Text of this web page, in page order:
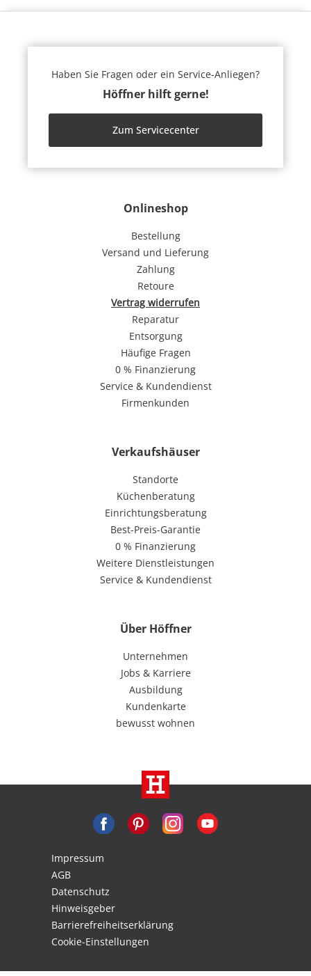
Onlineshop
Bestellung
Versand und Lieferung
Zahlung
Retoure
Vertrag widerrufen
Reparatur
Entsorgung
Häufige Fragen
0 % Finanzierung
Service & Kundendienst
Firmenkunden
Verkaufshäuser
Standorte
Küchenberatung
Einrichtungsberatung
Best-Preis-Garantie
0 % Finanzierung
Weitere Dienstleistungen
Service & Kundendienst
Über Höffner
Unternehmen
Jobs & Karriere
Ausbildung
Kundenkarte
bewusst wohnen
Haben Sie Fragen oder ein Service-Anliegen?
Höffner hilft gerne!
Zum Servicecenter
Impressum
AGB
Datenschutz
Hinweisgeber
Barrierefreiheitserklärung
Cookie-Einstellungen